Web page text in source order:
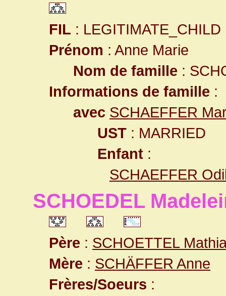
FIL : LEGITIMATE_CHILD
Prénom : Anne Marie
Nom de famille :
Informations de famille :
avec SCHAEFFER
UST : MARRIED
Enfant :
SCHAEFFER
SCHOEDEL
Père : SCHOETTEL
Mère : SCHÄFFER Anne
Frères/Soeurs :